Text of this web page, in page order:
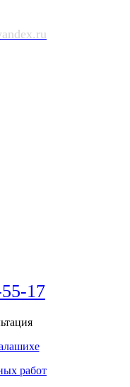
17
работ